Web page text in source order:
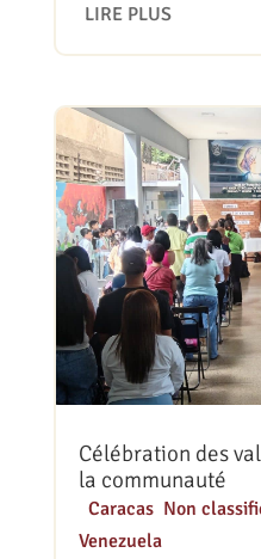
LIRE PLUS
Célébration des
la communauté
Caracas, Non
Venezuela